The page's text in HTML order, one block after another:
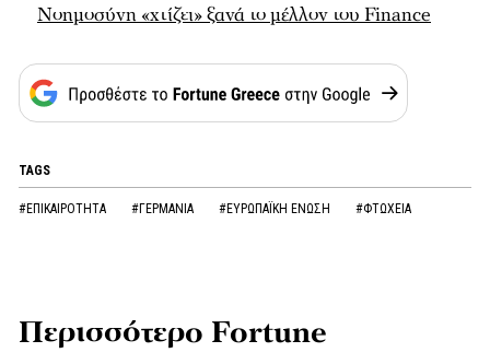
Νοημοσύνη «χτίζει» ξανά το μέλλον του Finance
TAGS
#ΕΠΙΚΑΙΡΟΤΗΤΑ #ΓΕΡΜΑΝΙΑ #ΕΥΡΩΠΑΪΚΗ ΕΝΩΣΗ #ΦΤΩΧΕΙΑ
Περισσότερο Fortune